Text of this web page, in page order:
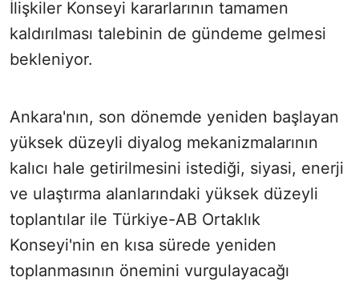
İlişkiler Konseyi kararlarının tamamen
kaldırılması talebinin de gündeme gelmesi
bekleniyor.
Ankara'nın, son dönemde yeniden başlayan
yüksek düzeyli diyalog mekanizmalarının
kalıcı hale getirilmesini istediği, siyasi, enerji
ve ulaştırma alanlarındaki yüksek düzeyli
toplantılar ile Türkiye-AB Ortaklık
Konseyi'nin en kısa sürede yeniden
toplanmasının önemini vurgulayacağı